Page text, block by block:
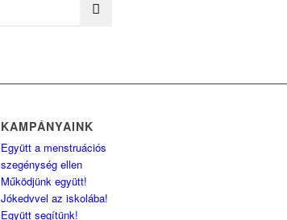
KAMPÁNYAINK
Együtt a menstruációs
szegénység ellen
Működjünk együtt!
Jókedvvel az iskolába!
Együtt segítünk!